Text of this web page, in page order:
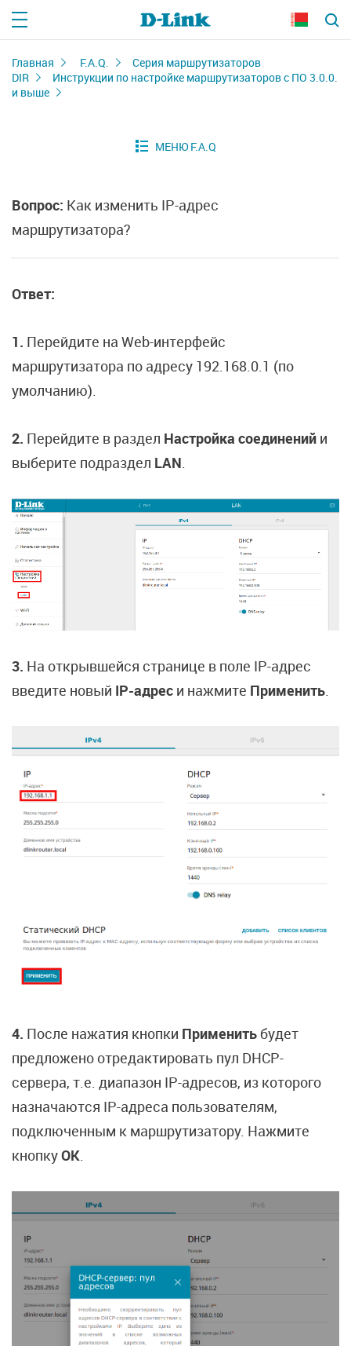
Главная F.A.Q.
Серия маршрутизаторов
DIR
Инструкции по настройке маршрутизаторов с ПО 3.0.0.
и выше
Вопрос: Как изменить IP-адрес
маршрутизатора?
Ответ:
1. Перейдите на Web-интерфейс
маршрутизатора по адресу 192.168.0.1 (по
умолчанию).
2. Перейдите в раздел Настройка соединений и
выберите подраздел LAN.
3. На открывшейся странице в поле IP-адрес
введите новый IP-адрес и нажмите Применить.
4. После нажатия кнопки Применитьбудет
предложено отредактировать пул DHCP-
сервера, т.е. диапазон IP-адресов, из которого
назначаются IP-адреса пользователям,
подключенным к маршрутизатору. Нажмите
кнопкуОК.